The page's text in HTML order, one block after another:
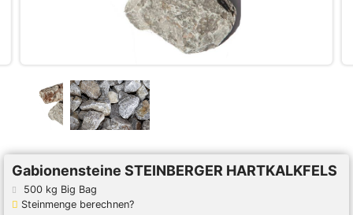
Gabionensteine STEINBERGER HARTKALKFELS
500 kg Big Bag
Steinmenge berechnen?